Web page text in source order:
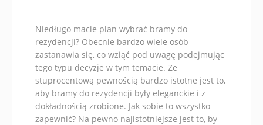
Niedługo macie plan wybrać bramy do
rezydencji? Obecnie bardzo wiele osób
zastanawia się, co wziąć pod uwagę podejmując
tego typu decyzje w tym temacie. Ze
stuprocentową pewnością bardzo istotne jest to,
aby bramy do rezydencji były eleganckie i z
dokładnością zrobione. Jak sobie to wszystko
zapewnić? Na pewno najistotniejsze jest to, by